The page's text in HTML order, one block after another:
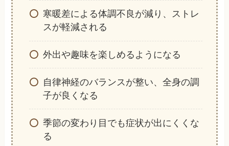
寒暖差による体調不良が減り、ストレ
スが軽減される
外出や趣味を楽しめるようになる
自律神経のバランスが整い、全身の調
子が良くなる
季節の変わり目でも症状が出にくくな
る